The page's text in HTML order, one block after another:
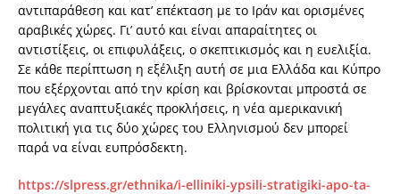
αντιπαράθεση και κατ’ επέκταση με το Ιράν και ορισμένες
αραβικές χώρες. Γι’ αυτό και είναι απαραίτητες οι
αντιστίξεις, οι επιφυλάξεις, ο σκεπτικισμός και η ευελιξία.
Σε κάθε περίπτωση η εξέλιξη αυτή σε μια Ελλάδα και Κύπρο
που εξέρχονται από την κρίση και βρίσκονται μπροστά σε
μεγάλες αναπτυξιακές προκλήσεις, η νέα αμερικανική
πολιτική για τις δύο χώρες του Ελληνισμού δεν μπορεί
παρά να είναι ευπρόσδεκτη.
https://slpress.gr/ethnika/i-elliniki-ypsili-stratigiki-apo-ta-